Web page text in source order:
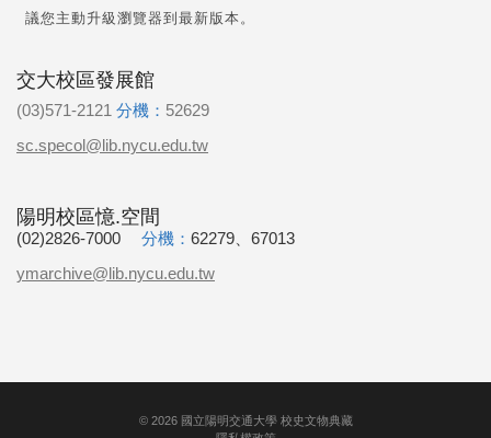
議您主動升級瀏覽器到最新版本。
交大校區發展館
(03)571-2121 分機： 52629
sc.specol@lib.nycu.edu.tw
陽明校區憶.空間
(02)2826-7000 分機： 62279、67013
ymarchive@lib.nycu.edu.tw
© 2026國立陽明交通大學 校史文物典藏